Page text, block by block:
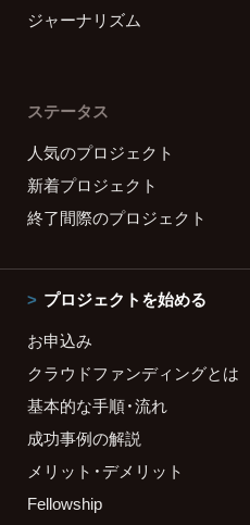
ジャーナリズム
ステータス
人気のプロジェクト
新着プロジェクト
終了間際のプロジェクト
プロジェクトを始める
お申込み
クラウドファンディングとは
基本的な手順・流れ
成功事例の解説
メリット・デメリット
Fellowship